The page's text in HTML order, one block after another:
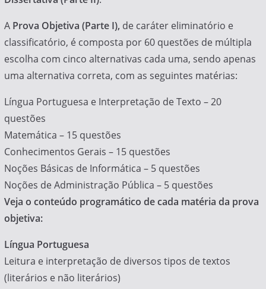
A Prova Objetiva (Parte I), de caráter eliminatório e
classificatório, é composta por 60 questões de múltipla
escolha com cinco alternativas cada uma, sendo apenas
uma alternativa correta, com as seguintes matérias:
Língua Portuguesa e Interpretação de Texto – 20
questões
Matemática – 15 questões
Conhecimentos Gerais – 15 questões
Noções Básicas de Informática – 5 questões
Noções de Administração Pública – 5 questões
Veja o conteúdo programático de cada matéria da prova
objetiva:
Língua Portuguesa
Leitura e interpretação de diversos tipos de textos
(literários e não literários)